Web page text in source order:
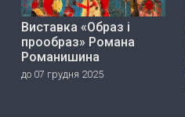
Виставка «Образ і
прообраз» Романа
Романишина
до 07 грудня 2025